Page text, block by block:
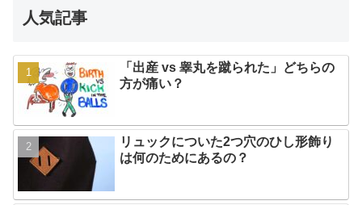
人気記事
「出産 vs 睾丸を蹴られた」どちらの
方が痛い？
リュックについた2つ穴のひし形飾り
は何のためにあるの？